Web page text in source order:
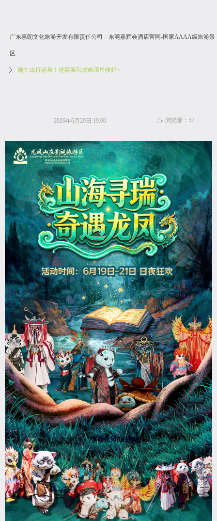
广东嘉朗文化旅游开发有限责任公司－东莞嘉辉会酒店官网-国家AAAA级旅游景
区
ꄲ 端午出行必看！这篇游玩攻略清单收好~
2026年6月20日 19:00 ꄘ 浏览量： 57